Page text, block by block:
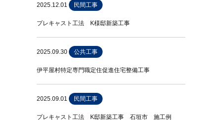
2025.12.01 民間工事
プレキャスト工法 K様邸新築工事
2025.09.30 公共工事
伊平屋村特定専門職定住促進住宅整備工事
2025.09.01 民間工事
プレキャスト工法 K邸新築工事 石垣市 施工例